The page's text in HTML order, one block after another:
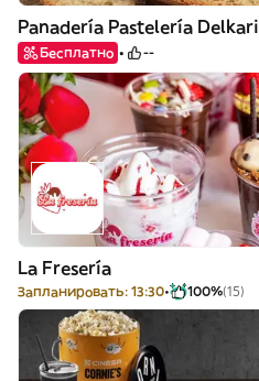
Panadería Pastelería Delkari
Бесплатно --
La Fresería
Запланировать: 13:30 100%(15)